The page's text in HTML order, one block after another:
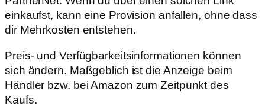
einkaufst, kann eine Provision anfallen, ohne dass
dir Mehrkosten entstehen.
Preis- und Verfügbarkeitsinformationen können
sich ändern. Maßgeblich ist die Anzeige beim
Händler bzw. bei Amazon zum Zeitpunkt des
Kaufs.